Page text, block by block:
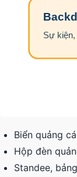
Biển quảng
Hộp đèn
Standee,